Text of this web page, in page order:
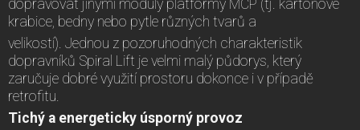
dopravovat jinými moduly platformy MCP (tj. kartónové
krabice, bedny nebo pytle různých tvarů a
velikostí). Jednou z pozoruhodných charakteristik
dopravníků Spiral Lift je velmi malý půdorys, který
zaručuje dobré využití prostoru dokonce i v případě
retrofitu.
Tichý a energeticky úsporný provoz